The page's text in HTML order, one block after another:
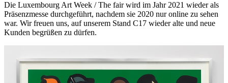
Die Luxembourg Art Week / The fair wird im Jahr 2021 wieder als
Präsenzmesse durchgeführt, nachdem sie 2020 nur online zu sehen
war. Wir freuen uns, auf unserem Stand C17 wieder alte und neue
Kunden begrüßen zu dürfen.